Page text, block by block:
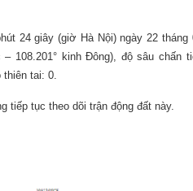
24 giây (giờ Hà Nội) ngày 22 tháng
108.201° kinh Đông), độ sâu chấn
thiên tai: 0.
tiếp tục theo dõi trận động đất này.